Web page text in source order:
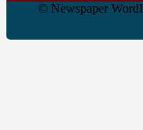
© Newspaper